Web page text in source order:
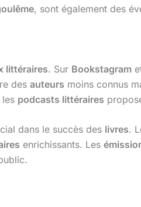
, sont également des
littéraires. Sur Bookstagram
des auteurs moins connus
les podcasts littéraires
dans le succès des livres.
enrichissants. Les